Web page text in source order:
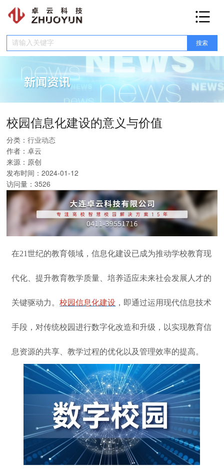
网站首页
融合门户数据中台 智慧宿管E码通
收费系统智慧党建OA系统校园网盘安全平台智慧楼宇健康驿站在线订餐
网上报修 智慧工会人资平台考勤系统科研系统实验室管理运维管理
新闻资讯
合作伙伴
关于我们
联系我们
校园信息化建设的意义与价值
分类：行业动态
作者：卓云
来源： 原创
发布时间：2024-01-12
访问量：3526
在21世纪的教育领域，信息化建设已成为推动学校教育现
代化、提升教育教学质量、培养适应未来社会发展人才的
关键驱动力。校园信息化建设 ，即通过运用现代信息技术
手段，对传统校园进行数字化改造和升级，以实现教育信
息资源的共享、教学过程的优化以及管理效率的提高。